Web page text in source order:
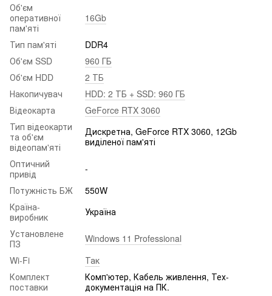
Об'єм
оперативної
пам'яті
16Gb
Тип пам'яті
DDR4
Об'єм SSD
960 ГБ
Об'єм HDD
2 ТБ
Накопичувач
HDD: 2 ТБ + SSD: 960 ГБ
Відеокарта
GeForce RTX 3060
Тип відеокарти
та об'єм
відеопам'яті
Дискретна, GeForce RTX 3060, 12Gb
виділеної пам'яті
Оптичний
привід
-
Потужність БЖ
550W
Країна-
виробник
Україна
Установлене
ПЗ
Windows 11 Professional
Wi-Fi
Так
Комплект
поставки
Комп'ютер, Кабель живлення, Тех-
документація на ПК.